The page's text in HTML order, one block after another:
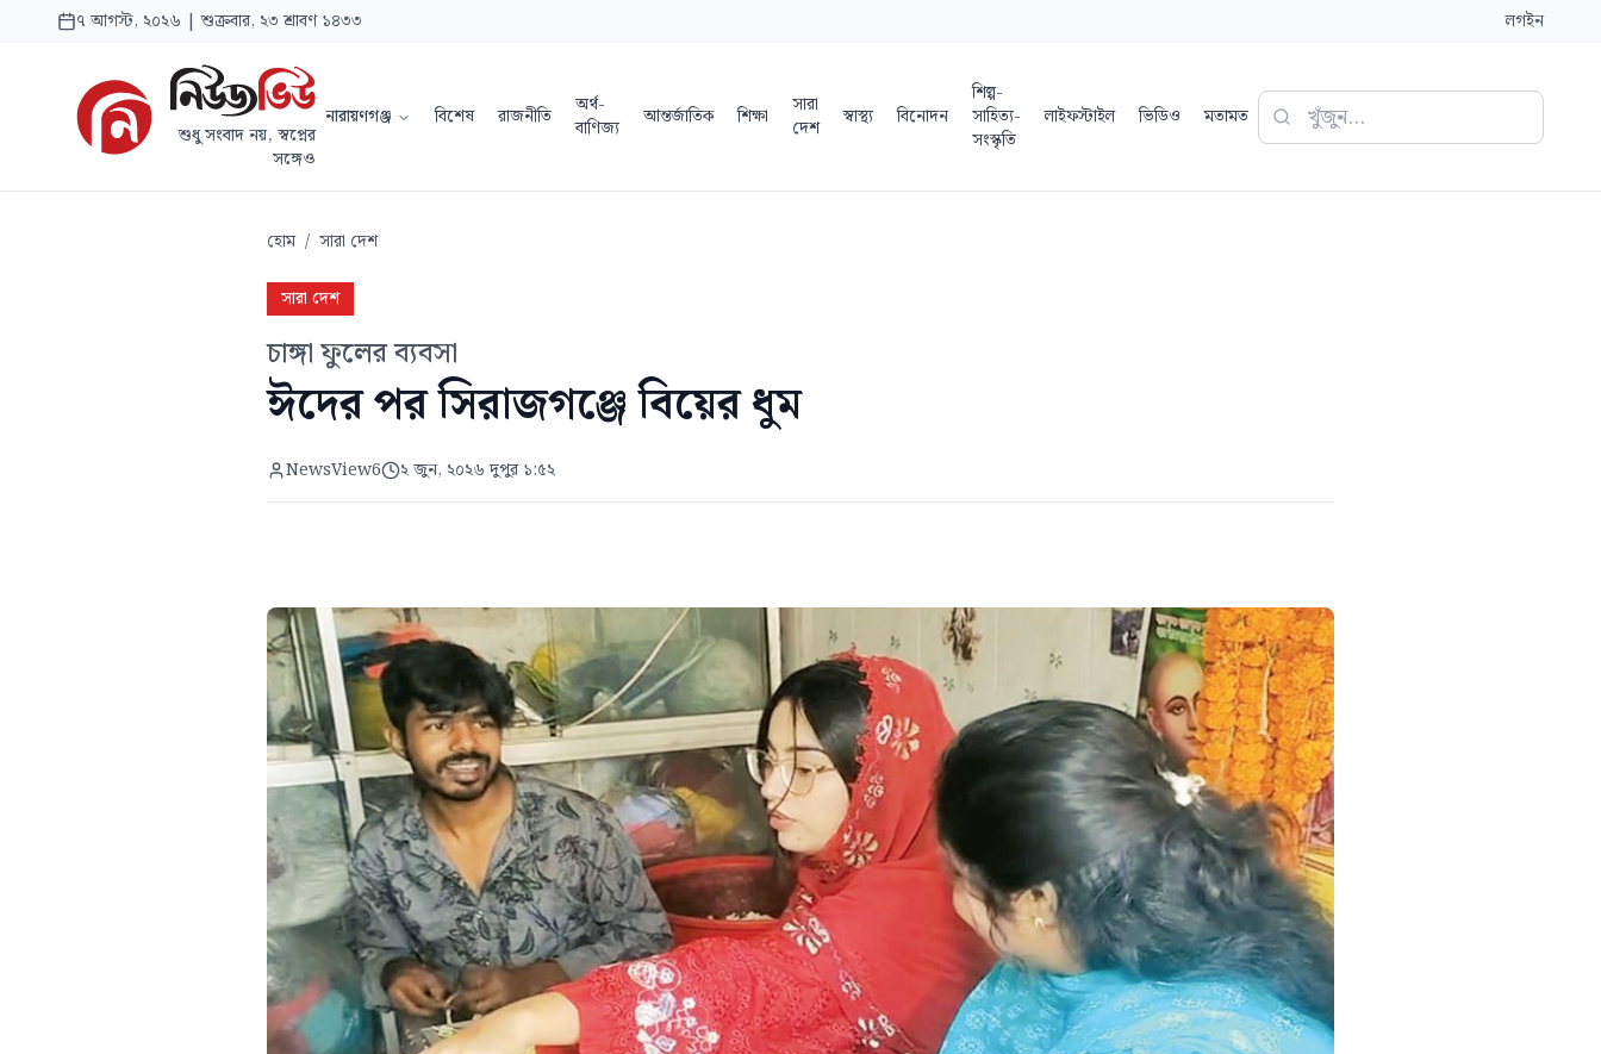
৭ আগস্ট, ২০২৬ | শুক্রবার, ২৩ শ্রাবণ ১৪৩৩ লগইন
শুধু সংবাদ নয়, স্বপ্নের
সঙ্গেও
নারায়ণগঞ্জ বিশেষ রাজনীতি
অর্থ-
বাণিজ্য
আন্তর্জাতিক শিক্ষা
সারা
দেশ
স্বাস্থ্য বিনোদন
শিল্প-
সাহিত্য-
সংস্কৃতি
লাইফস্টাইল ভিডিও মতামত
হোম / সারা দেশ
সারা দেশ
চাঙ্গা ফুলের ব্যবসা
ঈদের পর সিরাজগঞ্জে বিয়ের ধুম
NewsView6 ২ জুন, ২০২৬ দুপুর ১:৫২